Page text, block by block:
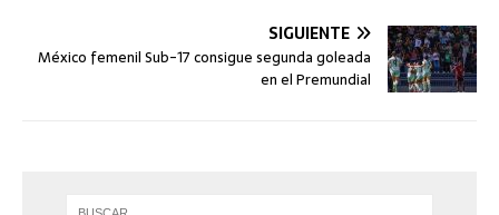
SIGUIENTE
México femenil Sub-17 consigue segunda goleada
en el Premundial